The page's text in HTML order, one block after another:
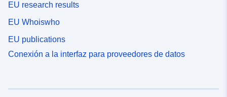
EU research results
EU Whoiswho
EU publications
Conexión a la interfaz para proveedores de datos